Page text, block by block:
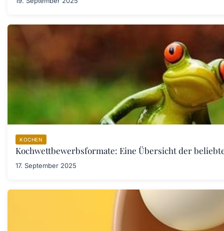
KOCHEN
Kochwettbewerbsformate: Eine Übersicht der
17. September 2025